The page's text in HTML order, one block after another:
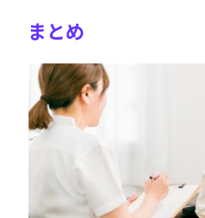
まとめ